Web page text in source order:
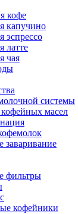
кофе
капучино
эспрессо
латте
чая
системы
масел
заваривание
фильтры
кофейники